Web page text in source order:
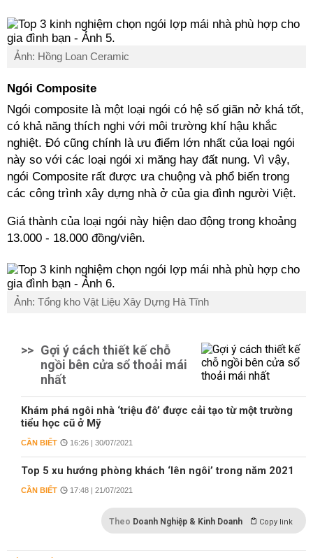
Ảnh: Hồng Loan Ceramic
Ngói Composite
Ngói composite là một loại ngói có hệ số giãn nở khá tốt,
có khả năng thích nghi với môi trường khí hậu khắc
nghiệt. Đó cũng chính là ưu điểm lớn nhất của loại ngói
này so với các loại ngói xi măng hay đất nung. Vì vậy,
ngói Composite rất được ưa chuộng và phổ biến trong
các công trình xây dựng nhà ở của gia đình người Việt.
Giá thành của loại ngói này hiện dao động trong khoảng
13.000 - 18.000 đồng/viên.
Ảnh: Tổng kho Vật Liệu Xây Dựng Hà Tĩnh
>> Gợi ý cách thiết kế chỗ
ngồi bên cửa sổ thoải mái
nhất
Khám phá ngôi nhà ‘triệu đô’ được cải tạo từ một trường
tiểu học cũ ở Mỹ
CẦN BIẾT 16:26 | 30/07/2021
Top 5 xu hướng phòng khách ‘lên ngôi’ trong năm 2021
CẦN BIẾT 17:48 | 21/07/2021
Theo Doanh Nghiệp & Kinh Doanh Copy link